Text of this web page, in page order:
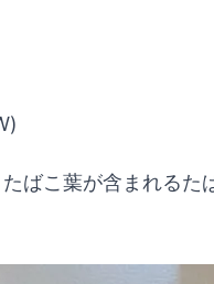
ばこ葉が含まれる